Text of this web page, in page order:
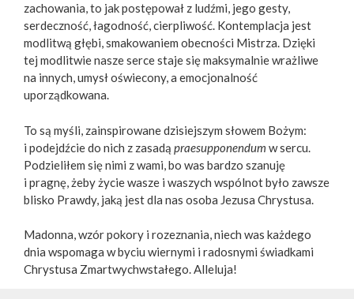
zachowania, to jak postępował z ludźmi, jego gesty,
serdeczność, łagodność, cierpliwość. Kontemplacja jest
modlitwą głębi, smakowaniem obecności Mistrza. Dzięki
tej modlitwie nasze serce staje się maksymalnie wrażliwe
na innych, umysł oświecony, a emocjonalność
uporządkowana.
To są myśli, zainspirowane dzisiejszym słowem Bożym:
i podejdźcie do nich z zasadą praesupponendum w sercu.
Podzieliłem się nimi z wami, bo was bardzo szanuję
i pragnę, żeby życie wasze i waszych wspólnot było zawsze
blisko Prawdy, jaką jest dla nas osoba Jezusa Chrystusa.
Madonna, wzór pokory i rozeznania, niech was każdego
dnia wspomaga w byciu wiernymi i radosnymi świadkami
Chrystusa Zmartwychwstałego. Alleluja!